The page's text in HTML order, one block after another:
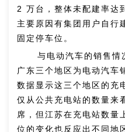
2 万台，整体未配建率达
主要原因有集团用户自行
固定停车位。
与电动汽车的销售情
广东三个地区为电动汽车
数据显示这三个地区的充
仅从公共充电站的数量来
席，但江苏在充电站数量
位的变化也反应出不同地